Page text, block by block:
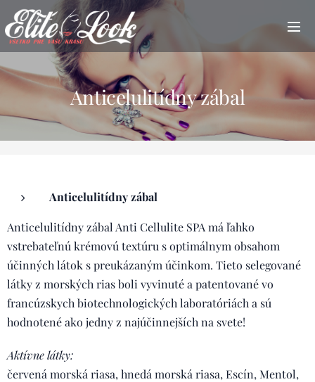
Anticelulitídny zábal
Anticelulitídny zábal
Anticelulitídny zábal Anti Cellulite SPA má ľahko
vstrebateľnú krémovú textúru s optimálnym obsahom
účinných látok s preukázaným účinkom. Tieto selegované
látky z morských rias boli vyvinuté a patentované vo
francúzskych biotechnologických laboratóriách a sú
hodnotené ako jedny z najúčinnejších na svete!
Aktívne látky:
červená morská riasa, hnedá morská riasa, Escín, Mentol,